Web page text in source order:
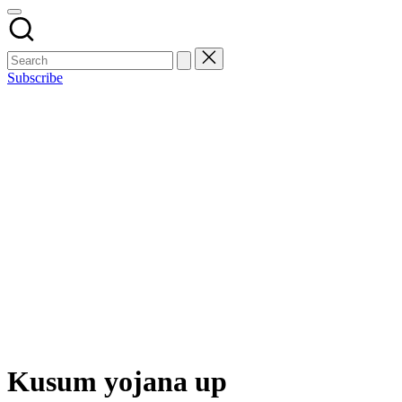
Subscribe
Kusum yojana up